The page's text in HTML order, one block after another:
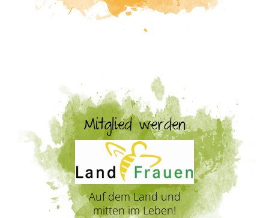
Mitglied werden
Auf dem Land und
mitten im Leben!